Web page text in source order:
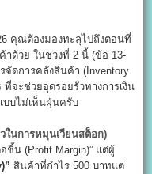
คุณต้องมองทะลุไปถึงตอนที่
าด้วย ในช่วงที่ 2 นี้ (ข้อ 13-
จัดการคลังสินค้า (Inventory
ที่จะช่วยอุดรอยรั่วทางการเงิน
บบไม่เห็นฝุ่นครับ
ในการหมุนเวียนสต็อก)
น (Profit Margin)” แต่ผู้
สินค้าที่กำไร 500 บาทแต่